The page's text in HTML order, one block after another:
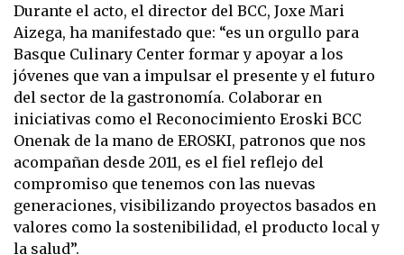
Durante el acto, el director del BCC, Joxe Mari
Aizega, ha manifestado que: “es un orgullo para
Basque Culinary Center formar y apoyar a los
jóvenes que van a impulsar el presente y el futuro
del sector de la gastronomía. Colaborar en
iniciativas como el Reconocimiento Eroski BCC
Onenak de la mano de EROSKI, patronos que nos
acompañan desde 2011, es el fiel reflejo del
compromiso que tenemos con las nuevas
generaciones, visibilizando proyectos basados en
valores como la sostenibilidad, el producto local y
la salud”.